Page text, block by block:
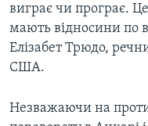
виграє чи програє.
мають відносини по
Елізабет Трюдо,
США.
Незважаючи на